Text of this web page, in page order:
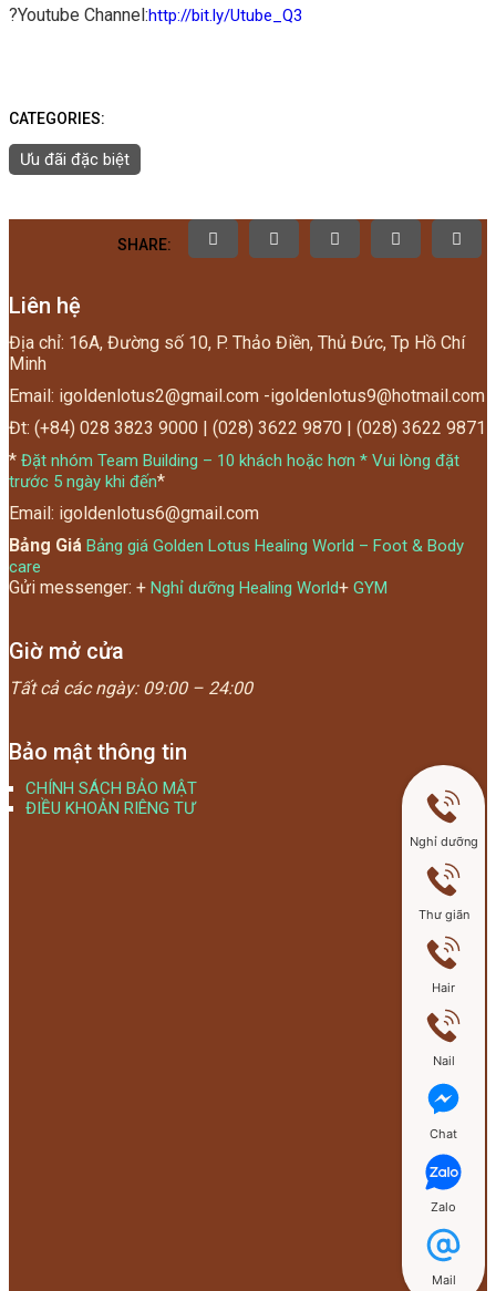
?Youtube Channel:http://bit.ly/Utube_Q3
CATEGORIES:
Ưu đãi đặc biệt
SHARE:
Liên hệ
Địa chỉ: 16A, Đường số 10, P. Thảo Điền, Thủ Đức, Tp Hồ Chí
Minh
Email: igoldenlotus2@gmail.com -igoldenlotus9@hotmail.com
Đt: (+84) 028 3823 9000 | (028) 3622 9870 | (028) 3622 9871
* Đặt nhóm Team Building – 10 khách hoặc hơn * Vui lòng đặt
trước 5 ngày khi đến*
Email: igoldenlotus6@gmail.com
Bảng Giá Bảng giá Golden Lotus Healing World – Foot & Body
care
Gửi messenger: + Nghỉ dưỡng Healing World+ GYM
Giờ mở cửa
Tất cả các ngày: 09:00 – 24:00
Bảo mật thông tin
CHÍNH SÁCH BẢO MẬT
ĐIỀU KHOẢN RIÊNG TƯ
Nghỉ dưỡng
Thư giãn
Hair
Nail
Chat
Zalo
Mail